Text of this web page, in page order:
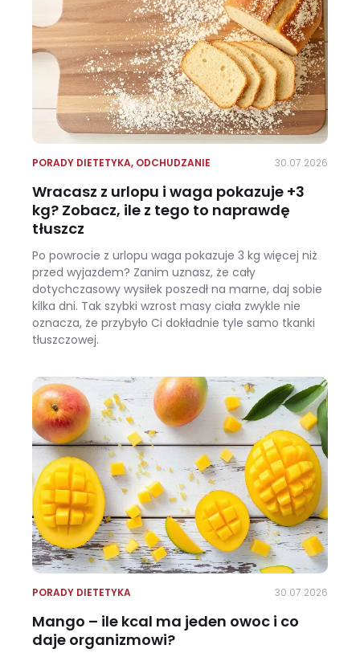
PORADY DIETETYKA, ODCHUDZANIE 30.07.2026
Wracasz z urlopu i waga pokazuje +3
kg? Zobacz, ile z tego to naprawdę
tłuszcz
Po powrocie z urlopu waga pokazuje 3 kg więcej niż
przed wyjazdem? Zanim uznasz, że cały
dotychczasowy wysiłek poszedł na marne, daj sobie
kilka dni. Tak szybki wzrost masy ciała zwykle nie
oznacza, że przybyło Ci dokładnie tyle samo tkanki
tłuszczowej.
PORADY DIETETYKA 30.07.2026
Mango – ile kcal ma jeden owoc i co
daje organizmowi?